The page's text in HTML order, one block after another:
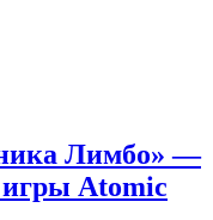
Лимбо» —
игры Atomic